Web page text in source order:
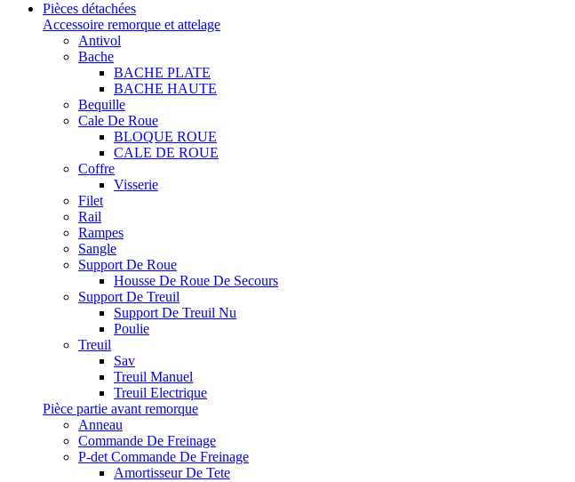
Pièces détachées
Accessoire remorque et attelage
Antivol
Bache
BACHE PLATE
BACHE HAUTE
Bequille
Cale De Roue
BLOQUE ROUE
CALE DE ROUE
Coffre
Visserie
Filet
Rail
Rampes
Sangle
Support De Roue
Housse De Roue De Secours
Support De Treuil
Support De Treuil Nu
Poulie
Treuil
Sav
Treuil Manuel
Treuil Electrique
Pièce partie avant remorque
Anneau
Commande De Freinage
P-det Commande De Freinage
Amortisseur De Tete